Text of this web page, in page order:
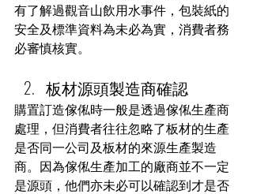
有了解過觀音山飲用水事件，包裝紙的
安全及標準資料為未必為實，消費者務
必審慎核實。
板材源頭製造商確認
購置訂造傢俬時一般是透過傢俬生產商
處理，但消費者往往忽略了板材的生產
是否同一公司及板材的來源生產製造
商。因為傢俬生產加工的廠商並不一定
是源頭，他們亦未必可以確認到才是否